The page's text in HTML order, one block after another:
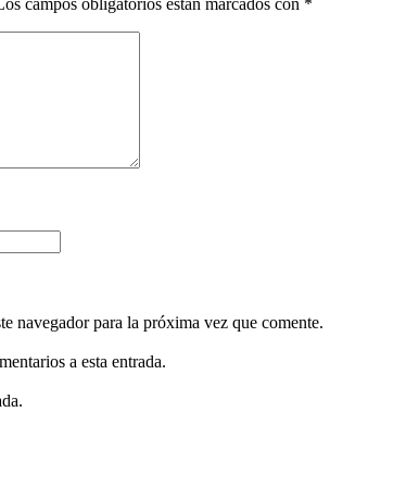
Los campos obligatorios están marcados con *
navegador para la próxima vez que comente.
a esta entrada.